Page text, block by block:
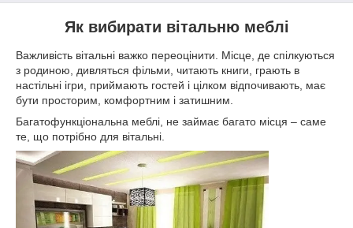
Як вибирати вітальню меблі
Важливість вітальні важко переоцінити. Місце, де спілкуються
з родиною, дивляться фільми, читають книги, грають в
настільні ігри, приймають гостей і цілком відпочивають, має
бути просторим, комфортним і затишним.
Багатофункціональна меблі, не займає багато місця – саме
те, що потрібно для вітальні.